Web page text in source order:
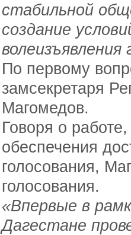
стабильной
создание
волеизъявления
По первому
замсекретаря
Магомедов.
Говоря о
обеспечения
голосования,
голосования.
«Впервые в
Дагестане